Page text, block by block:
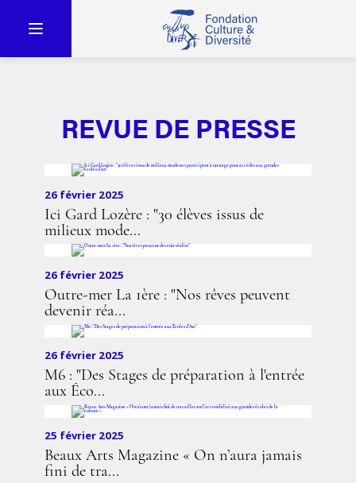
REVUE DE PRESSE
26 février 2025
Ici Gard Lozère : "30 élèves issus de
milieux mode...
26 février 2025
Outre-mer La 1ère : "Nos rêves peuvent
devenir réa...
26 février 2025
M6 : "Des Stages de préparation à l'entrée
aux Éco...
25 février 2025
Beaux Arts Magazine « On n’aura jamais
fini de tra...